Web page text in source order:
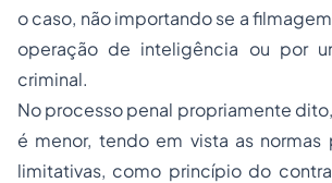
o caso, não importando se a
operação de inteligência ou por
criminal.
No processo penal propriamente
é menor, tendo em vista as normas
limitativas, como princípio do